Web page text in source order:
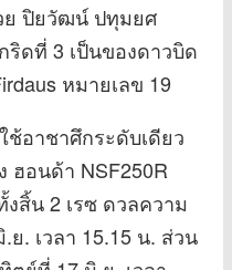
ย ปิยวัฒน์ ปทุมยศ
ริดที่ 3 เป็นของดาวบิด
หมายเลข 19
อาชาศึกระดับเดียว
อนด้า NSF250R
สิ้น 2 เรซ ดวลความ
ย. เวลา 15.15 น. ส่วน